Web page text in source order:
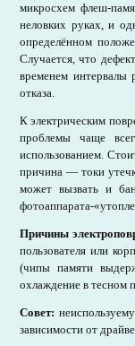
микросхем флеш-
неловких руках, и
определённом
Случается, что
временем интервалы
отказа.
К электрическим
проблемы чаще
использованием.
причина — токи
может вызвать и
фотоаппарата-
Причины
пользователя или
(чипы памяти
охлаждение в тесном
Совет:
зависимости от